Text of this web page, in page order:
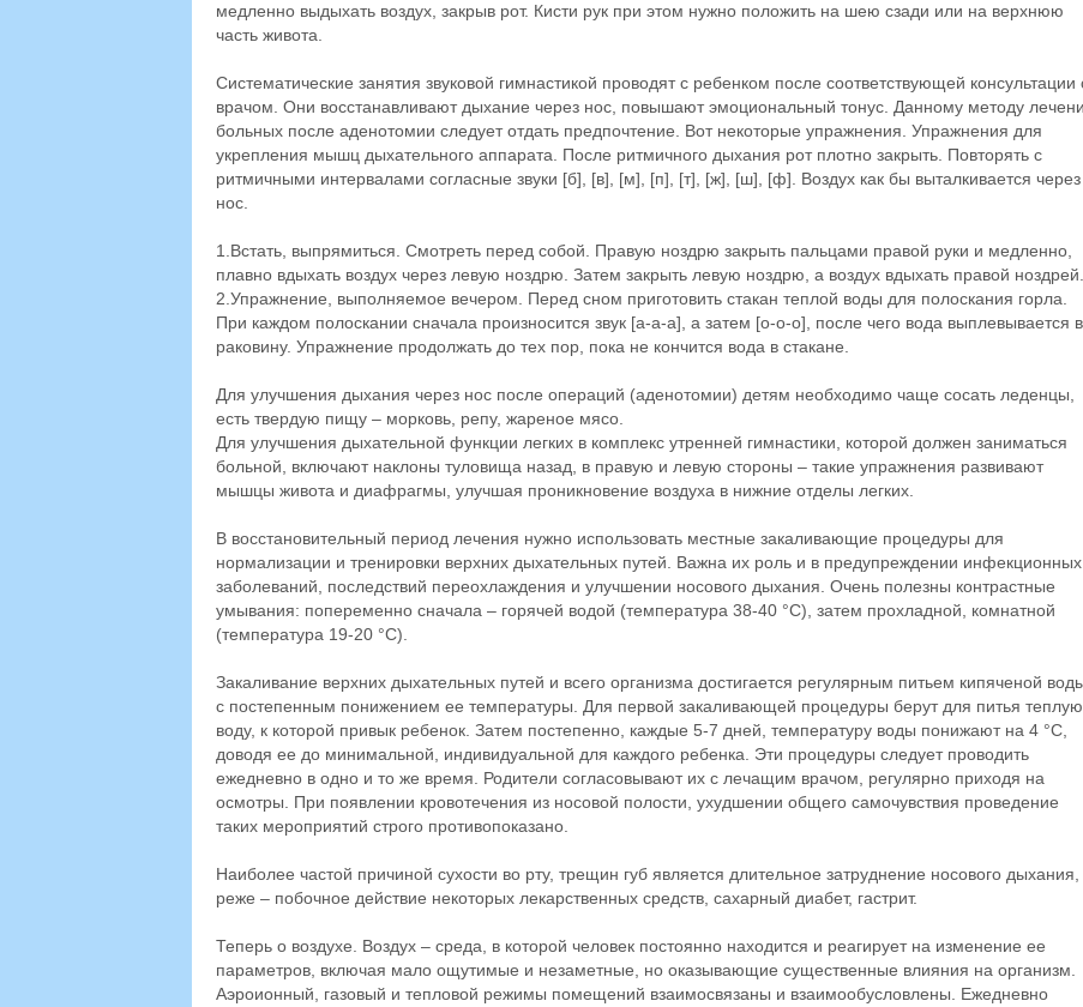
медленно выдыхать воздух, закрыв рот. Кисти рук при этом нужно положить на шею сзади или на верхнюю
часть живота.
Систематические занятия звуковой гимнастикой проводят с ребенком после соответствующей консультации
врачом. Они восстанавливают дыхание через нос, повышают эмоциональный тонус. Данному методу
больных после аденотомии следует отдать предпочтение. Вот некоторые упражнения. Упражнения для
укрепления мышц дыхательного аппарата. После ритмичного дыхания рот плотно закрыть. Повторять с
ритмичными интервалами согласные звуки [б], [в], [м], [п], [т], [ж], [ш], [ф]. Воздух как бы выталкивается через
нос.
1.Встать, выпрямиться. Смотреть перед собой. Правую ноздрю закрыть пальцами правой руки и медленно,
плавно вдыхать воздух через левую ноздрю. Затем закрыть левую ноздрю, а воздух вдыхать правой ноздрей.
2.Упражнение, выполняемое вечером. Перед сном приготовить стакан теплой воды для полоскания горла.
При каждом полоскании сначала произносится звук [а-а-а], а затем [о-о-о], после чего вода выплевывается в
раковину. Упражнение продолжать до тех пор, пока не кончится вода в стакане.
Для улучшения дыхания через нос после операций (аденотомии) детям необходимо чаще сосать леденцы,
есть твердую пищу – морковь, репу, жареное мясо.
Для улучшения дыхательной функции легких в комплекс утренней гимнастики, которой должен заниматься
больной, включают наклоны туловища назад, в правую и левую стороны – такие упражнения развивают
мышцы живота и диафрагмы, улучшая проникновение воздуха в нижние отделы легких.
В восстановительный период лечения нужно использовать местные закаливающие процедуры для
нормализации и тренировки верхних дыхательных путей. Важна их роль и в предупреждении инфекционных
заболеваний, последствий переохлаждения и улучшении носового дыхания. Очень полезны контрастные
умывания: попеременно сначала – горячей водой (температура 38-40 °С), затем прохладной, комнатной
(температура 19-20 °С).
Закаливание верхних дыхательных путей и всего организма достигается регулярным питьем кипяченой
с постепенным понижением ее температуры. Для первой закаливающей процедуры берут для питья теплую
воду, к которой привык ребенок. Затем постепенно, каждые 5-7 дней, температуру воды понижают на 4 °С,
доводя ее до минимальной, индивидуальной для каждого ребенка. Эти процедуры следует проводить
ежедневно в одно и то же время. Родители согласовывают их с лечащим врачом, регулярно приходя на
осмотры. При появлении кровотечения из носовой полости, ухудшении общего самочувствия проведение
таких мероприятий строго противопоказано.
Наиболее частой причиной сухости во рту, трещин губ является длительное затруднение носового дыхания,
реже – побочное действие некоторых лекарственных средств, сахарный диабет, гастрит.
Теперь о воздухе. Воздух – среда, в которой человек постоянно находится и реагирует на изменение ее
параметров, включая мало ощутимые и незаметные, но оказывающие существенные влияния на организм.
Аэроионный, газовый и тепловой режимы помещений взаимосвязаны и взаимообусловлены. Ежедневно